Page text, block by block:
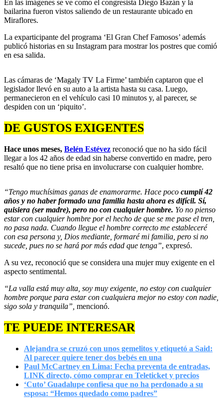
En las imágenes se ve como el congresista Diego Bazán y la
bailarina fueron vistos saliendo de un restaurante ubicado en
Miraflores.
La exparticipante del programa ‘El Gran Chef Famosos’ además
publicó historias en su Instagram para mostrar los postres que comió
en esa salida.
Las cámaras de ‘Magaly TV La Firme’ también captaron que el
legislador llevó en su auto a la artista hasta su casa. Luego,
permanecieron en el vehículo casi 10 minutos y, al parecer, se
despiden con un ‘piquito’.
DE GUSTOS EXIGENTES
Hace unos meses, Belén Estévez reconoció que no ha sido fácil
llegar a los 42 años de edad sin haberse convertido en madre, pero
resaltó que no tiene prisa en involucrarse con cualquier hombre.
“Tengo muchísimas ganas de enamorarme. Hace poco cumplí 42
años y no haber formado una familia hasta ahora es difícil. Sí,
quisiera (ser madre), pero no con cualquier hombre. Yo no pienso
estar con cualquier hombre por el hecho de que se me pase el tren,
no pasa nada. Cuando llegue el hombre correcto me estableceré
con esa persona y, Dios mediante, formaré mi familia, pero si no
sucede, pues no se hará por más edad que tenga”, expresó.
A su vez, reconoció que se considera una mujer muy exigente en el
aspecto sentimental.
“La valla está muy alta, soy muy exigente, no estoy con cualquier
hombre porque para estar con cualquiera mejor no estoy con nadie,
sigo sola y tranquila”, mencionó.
TE PUEDE INTERESAR
Alejandra se cruzó con unos gemelitos y etiquetó a Said:
Al parecer quiere tener dos bebés en una
Paul McCartney en Lima: Fecha preventa de entradas,
LINK directo, cómo comprar en Teleticket y precios
‘Cuto’ Guadalupe confiesa que no ha perdonado a su
esposa: “Hemos quedado como padres”